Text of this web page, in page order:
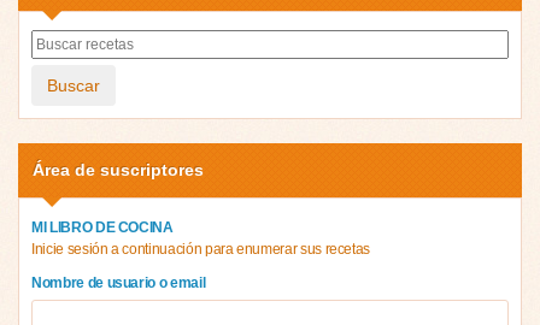
Buscar
Área de suscriptores
MI LIBRO DE COCINA
Inicie sesión a continuación para enumerar sus recetas
Nombre de usuario o email